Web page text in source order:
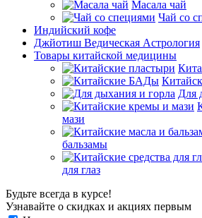
Масала чай
Чай со
Индийский кофе
Джйотиш Ведическая Астрология
Товары китайской медицины
Для
мази
бальзамы
для глаз
Будьте всегда в курсе!
Узнавайте о скидках и акциях первым